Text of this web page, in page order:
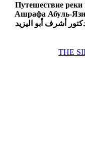
Путешествие
Ашрафа Абуль-
أشرف أبو اليزيد